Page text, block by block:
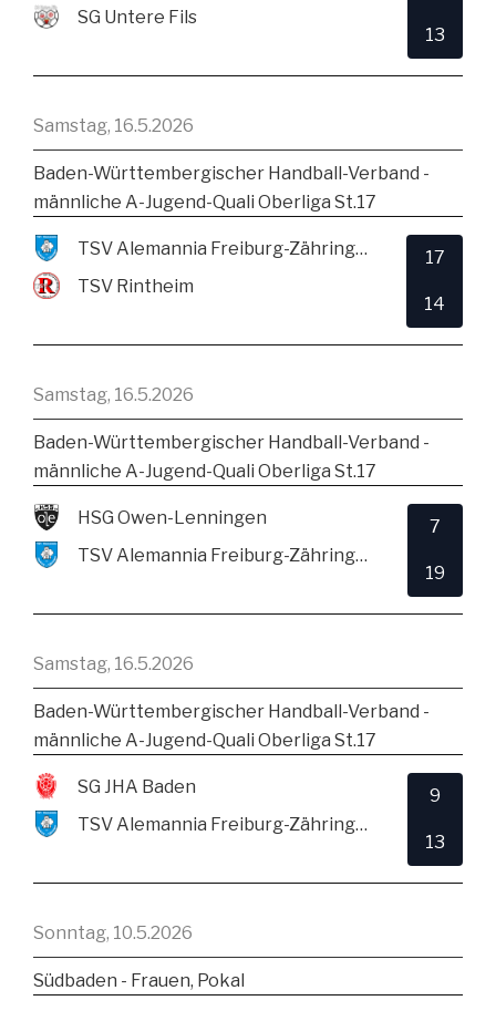
SG Untere Fils
13
Samstag, 16.5.2026
Baden-Württembergischer Handball-Verband -
männliche A-Jugend-Quali Oberliga St.17
TSV Alemannia Freiburg-Zähringen
TSV Rintheim
17
14
Samstag, 16.5.2026
Baden-Württembergischer Handball-Verband -
männliche A-Jugend-Quali Oberliga St.17
HSG Owen-Lenningen
TSV Alemannia Freiburg-Zähringen
7
19
Samstag, 16.5.2026
Baden-Württembergischer Handball-Verband -
männliche A-Jugend-Quali Oberliga St.17
SG JHA Baden
TSV Alemannia Freiburg-Zähringen
9
13
Sonntag, 10.5.2026
Südbaden - Frauen, Pokal